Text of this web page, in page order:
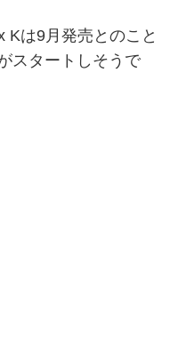
Kは9月発売とのこと
スタートしそうで